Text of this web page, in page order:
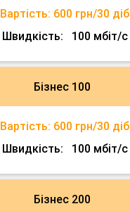
Вартість: 600 грн/30 діб
Швидкість:
100 мбіт/с
Бізнес 100
Вартість: 600 грн/30 діб
Швидкість:
100 мбіт/с
Бізнес 200